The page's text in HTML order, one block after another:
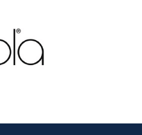
uitstekende keuze. Het
opbergruimte, maar